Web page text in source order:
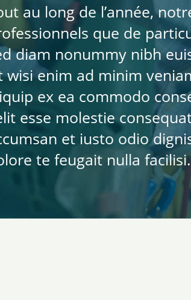
au long de l’année,
que de
diam nonummy nibh
wisi enim ad minim
ex ea commodo
esse molestie
et iusto odio
te feugait nulla facilisi.